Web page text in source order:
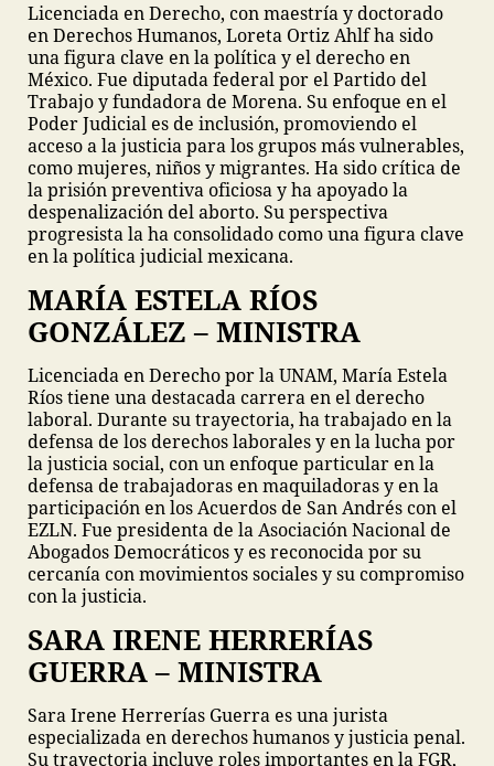
Licenciada en Derecho, con maestría y doctorado
en Derechos Humanos, Loreta Ortiz Ahlf ha sido
una figura clave en la política y el derecho en
México. Fue diputada federal por el Partido del
Trabajo y fundadora de Morena. Su enfoque en el
Poder Judicial es de inclusión, promoviendo el
acceso a la justicia para los grupos más vulnerables,
como mujeres, niños y migrantes. Ha sido crítica de
la prisión preventiva oficiosa y ha apoyado la
despenalización del aborto. Su perspectiva
progresista la ha consolidado como una figura clave
en la política judicial mexicana.
MARÍA ESTELA RÍOS
GONZÁLEZ – MINISTRA
Licenciada en Derecho por la UNAM, María Estela
Ríos tiene una destacada carrera en el derecho
laboral. Durante su trayectoria, ha trabajado en la
defensa de los derechos laborales y en la lucha por
la justicia social, con un enfoque particular en la
defensa de trabajadoras en maquiladoras y en la
participación en los Acuerdos de San Andrés con el
EZLN. Fue presidenta de la Asociación Nacional de
Abogados Democráticos y es reconocida por su
cercanía con movimientos sociales y su compromiso
con la justicia.
SARA IRENE HERRERÍAS
GUERRA – MINISTRA
Sara Irene Herrerías Guerra es una jurista
especializada en derechos humanos y justicia penal.
Su trayectoria incluye roles importantes en la FGR,